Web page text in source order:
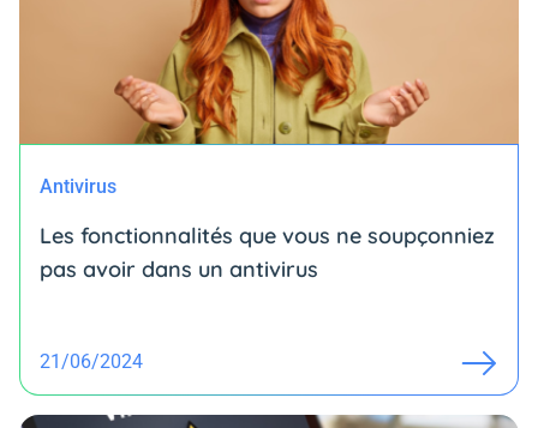
Antivirus
Les fonctionnalités que vous ne soupçonniez
pas avoir dans un antivirus
21/06/2024